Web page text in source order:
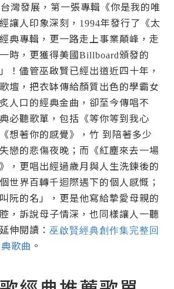
灣發展，第一張專輯《你是我的唯
讓人印象深刻， 1994年發行了《太
典專輯，更一路走上事業顛峰，走
時，更獲得美國Billboard頒發的
！ 儘管巫啟賢已經出道近四十年，
壇，把衣缽傳給顏質出色的學霸女
人口的經典金曲，卻至今傳唱不
必聽歌單，包括《等你等到我心
想著你的感覺》，竹 到陪著多少
戀的悲傷夜晚；而《紅塵來去一場
，更唱出經過歲月與人生洗鍊後的
世界百轉千迴際遇下的個人感慨；
阮的名」，更是他寫給摯愛母親的
，訴說母子情深，也同樣讓人一聽
伸閱讀： 巫啟賢經典創作集完整回
歌曲 。